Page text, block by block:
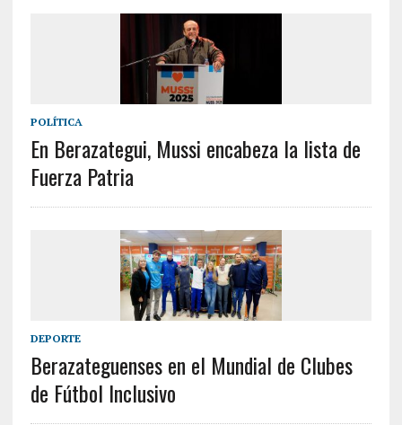
POLÍTICA
En Berazategui, Mussi encabeza la lista de
Fuerza Patria
DEPORTE
Berazateguenses en el Mundial de Clubes
de Fútbol Inclusivo